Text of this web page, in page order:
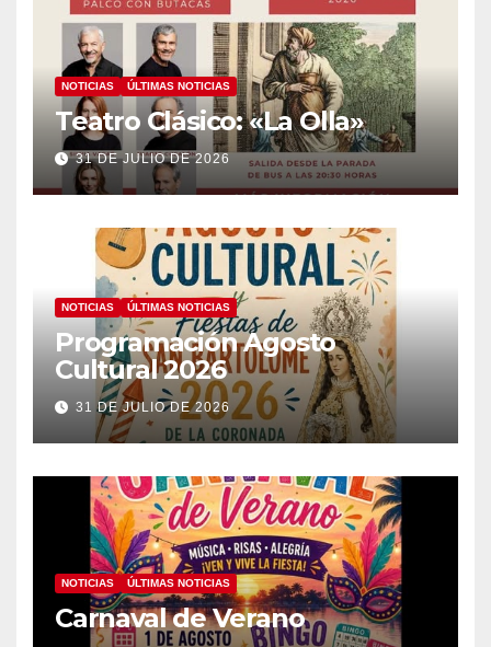
NOTICIAS ÚLTIMAS NOTICIAS
Teatro Clásico: «La Olla»
31 DE JULIO DE 2026
NOTICIAS ÚLTIMAS NOTICIAS
Programación Agosto
Cultural 2026
31 DE JULIO DE 2026
NOTICIAS ÚLTIMAS NOTICIAS
Carnaval de Verano